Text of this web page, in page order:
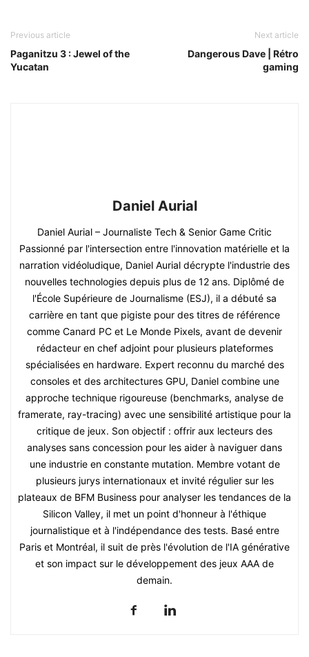
Previous article
Paganitzu 3 : Jewel of the
Yucatan
Next article
Dangerous Dave | Rétro
gaming
Daniel Aurial
Daniel Aurial – Journaliste Tech & Senior Game Critic
Passionné par l'intersection entre l'innovation matérielle et la
narration vidéoludique, Daniel Aurial décrypte l'industrie des
nouvelles technologies depuis plus de 12 ans. Diplômé de
l'École Supérieure de Journalisme (ESJ), il a débuté sa
carrière en tant que pigiste pour des titres de référence
comme Canard PC et Le Monde Pixels, avant de devenir
rédacteur en chef adjoint pour plusieurs plateformes
spécialisées en hardware. Expert reconnu du marché des
consoles et des architectures GPU, Daniel combine une
approche technique rigoureuse (benchmarks, analyse de
framerate, ray-tracing) avec une sensibilité artistique pour la
critique de jeux. Son objectif : offrir aux lecteurs des
analyses sans concession pour les aider à naviguer dans
une industrie en constante mutation. Membre votant de
plusieurs jurys internationaux et invité régulier sur les
plateaux de BFM Business pour analyser les tendances de la
Silicon Valley, il met un point d'honneur à l'éthique
journalistique et à l'indépendance des tests. Basé entre
Paris et Montréal, il suit de près l'évolution de l'IA générative
et son impact sur le développement des jeux AAA de
demain.